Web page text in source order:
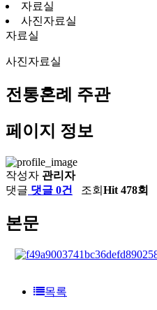
자료실
사진자료실
자료실
사진자료실
전통혼례 주관
페이지 정보
작성자 관리자
댓글 댓글 0건 조회 Hit 478회
본문
목록